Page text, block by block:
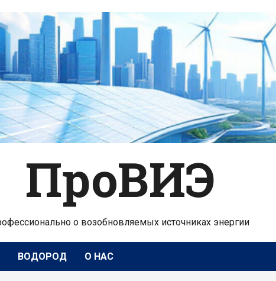
ПроВИЭ
о возобновляемых источниках энергии
ВОДОРОД О НАС